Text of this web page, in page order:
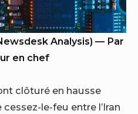
Analysis) — Par
en chef
clôturé en hausse
le-feu entre l’Iran